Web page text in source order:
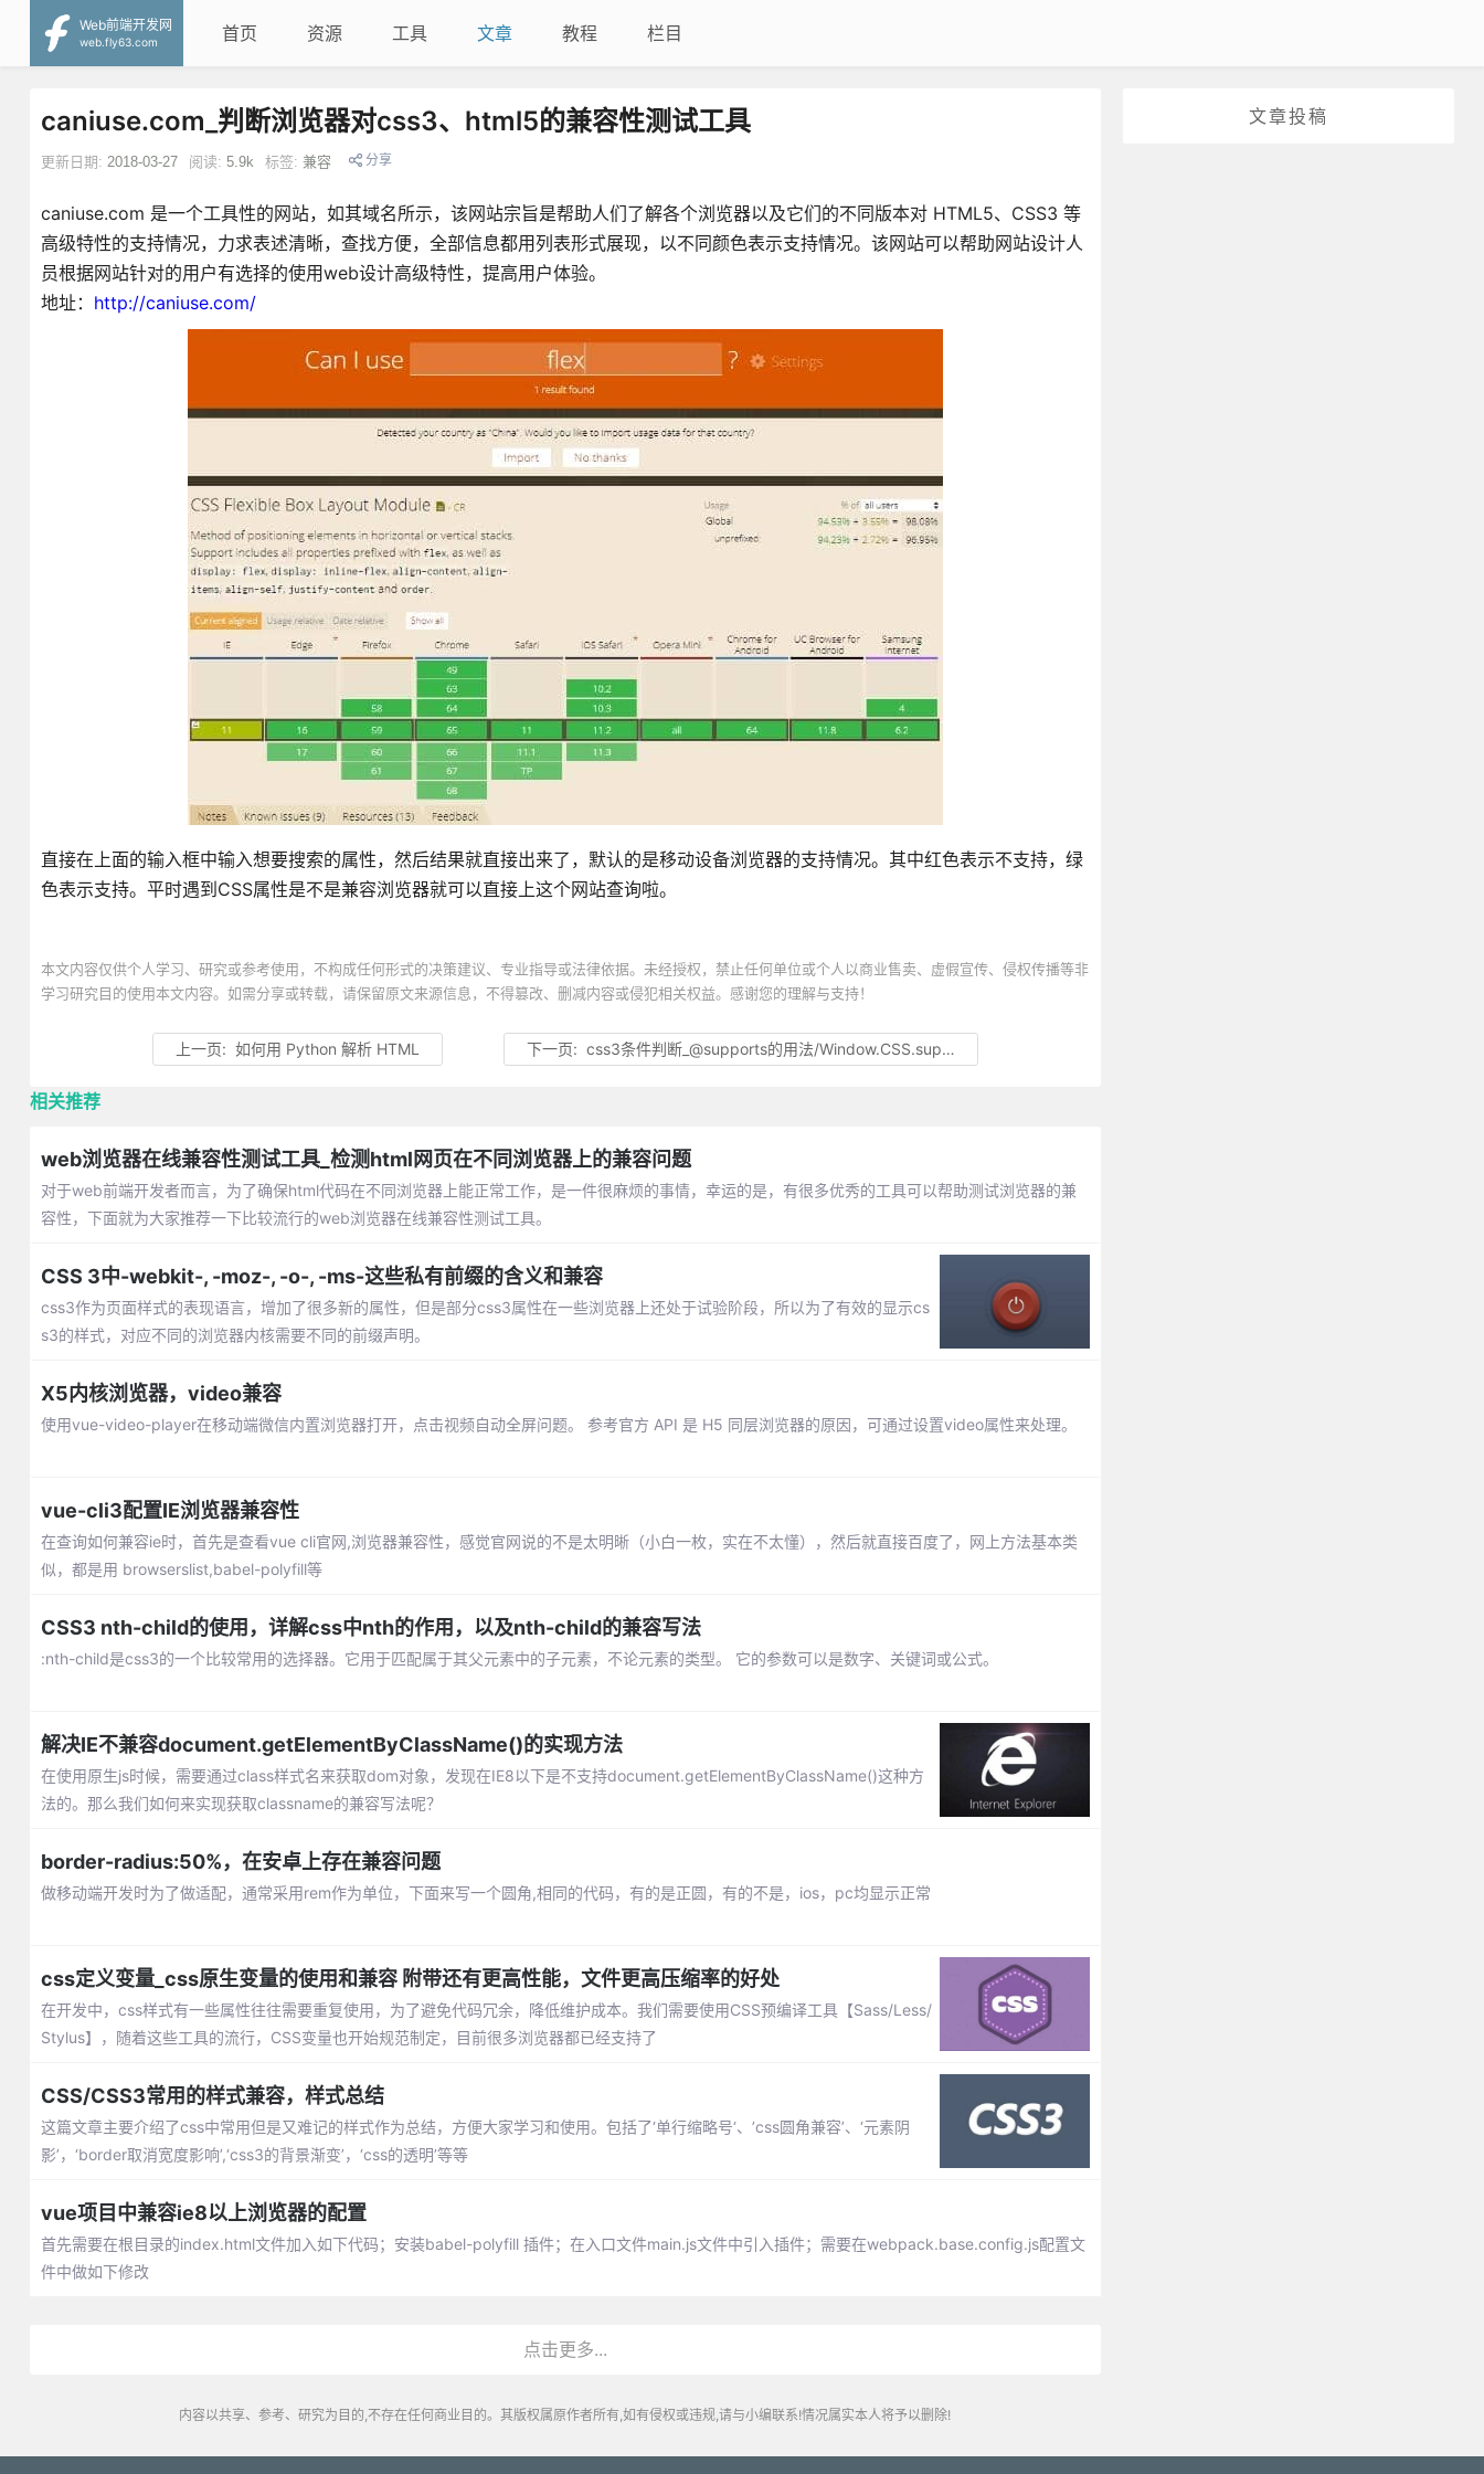
Web前端开发网
web.fly63.com
首页 资源 工具 文章 教程 栏目
文章投稿
caniuse.com_判断浏览器对css3、html5的兼容性测试工具
更新日期: 2018-03-27 阅读: 5.9k 标签: 兼容 分享
caniuse.com 是一个工具性的网站，如其域名所示，该网站宗旨是帮助人们了解各个浏览器以及它们的不同版本对 HTML5、CSS3 等
高级特性的支持情况，力求表述清晰，查找方便，全部信息都用列表形式展现，以不同颜色表示支持情况。该网站可以帮助网站设计人
员根据网站针对的用户有选择的使用web设计高级特性，提高用户体验。
地址： http://caniuse.com/
直接在上面的输入框中输入想要搜索的属性，然后结果就直接出来了，默认的是移动设备浏览器的支持情况。其中红色表示不支持，绿
色表示支持。平时遇到CSS属性是不是兼容浏览器就可以直接上这个网站查询啦。
本文内容仅供个人学习、研究或参考使用，不构成任何形式的决策建议、专业指导或法律依据。未经授权，禁止任何单位或个人以商业售卖、虚假宣传、侵权传播等非
学习研究目的使用本文内容。如需分享或转载，请保留原文来源信息，不得篡改、删减内容或侵犯相关权益。感谢您的理解与支持！
上一页: 如何用 Python 解析 HTML 下一页: css3条件判断_@supports的用法/Window.CSS.supports()的使用
相关推荐
web浏览器在线兼容性测试工具_检测html网页在不同浏览器上的兼容问题
对于web前端开发者而言，为了确保html代码在不同浏览器上能正常工作，是一件很麻烦的事情，幸运的是，有很多优秀的工具可以帮助测试浏览器的兼
容性，下面就为大家推荐一下比较流行的web浏览器在线兼容性测试工具。
CSS 3中-webkit-, -moz-, -o-, -ms-这些私有前缀的含义和兼容
css3作为页面样式的表现语言，增加了很多新的属性，但是部分css3属性在一些浏览器上还处于试验阶段，所以为了有效的显示cs
s3的样式，对应不同的浏览器内核需要不同的前缀声明。
X5内核浏览器，video兼容
使用vue-video-player在移动端微信内置浏览器打开，点击视频自动全屏问题。 参考官方 API 是 H5 同层浏览器的原因，可通过设置video属性来处理。
vue-cli3配置IE浏览器兼容性
在查询如何兼容ie时，首先是查看vue cli官网,浏览器兼容性，感觉官网说的不是太明晰（小白一枚，实在不太懂），然后就直接百度了，网上方法基本类
似，都是用 browserslist,babel-polyfill等
CSS3 nth-child的使用，详解css中nth的作用，以及nth-child的兼容写法
:nth-child是css3的一个比较常用的选择器。它用于匹配属于其父元素中的子元素，不论元素的类型。 它的参数可以是数字、关键词或公式。
解决IE不兼容document.getElementByClassName()的实现方法
在使用原生js时候，需要通过class样式名来获取dom对象，发现在IE8以下是不支持document.getElementByClassName()这种方
法的。那么我们如何来实现获取classname的兼容写法呢？
border-radius:50%，在安卓上存在兼容问题
做移动端开发时为了做适配，通常采用rem作为单位，下面来写一个圆角,相同的代码，有的是正圆，有的不是，ios，pc均显示正常
css定义变量_css原生变量的使用和兼容 附带还有更高性能，文件更高压缩率的好处
在开发中，css样式有一些属性往往需要重复使用，为了避免代码冗余，降低维护成本。我们需要使用CSS预编译工具【Sass/Less/
Stylus】，随着这些工具的流行，CSS变量也开始规范制定，目前很多浏览器都已经支持了
CSS/CSS3常用的样式兼容，样式总结
这篇文章主要介绍了css中常用但是又难记的样式作为总结，方便大家学习和使用。包括了‘单行缩略号‘、’css圆角兼容’、‘元素阴
影’，‘border取消宽度影响’,‘css3的背景渐变’，‘css的透明’等等
vue项目中兼容ie8以上浏览器的配置
首先需要在根目录的index.html文件加入如下代码；安装babel-polyfill 插件；在入口文件main.js文件中引入插件；需要在webpack.base.config.js配置文
件中做如下修改
点击更多...
内容以共享、参考、研究为目的,不存在任何商业目的。其版权属原作者所有,如有侵权或违规,请与小编联系!情况属实本人将予以删除!